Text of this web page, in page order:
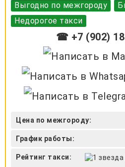
Выгодно по межгороду
Недорогое такси
☎ +7 (902)
Цена по межгороду:
График работы:
Рейтинг такси: